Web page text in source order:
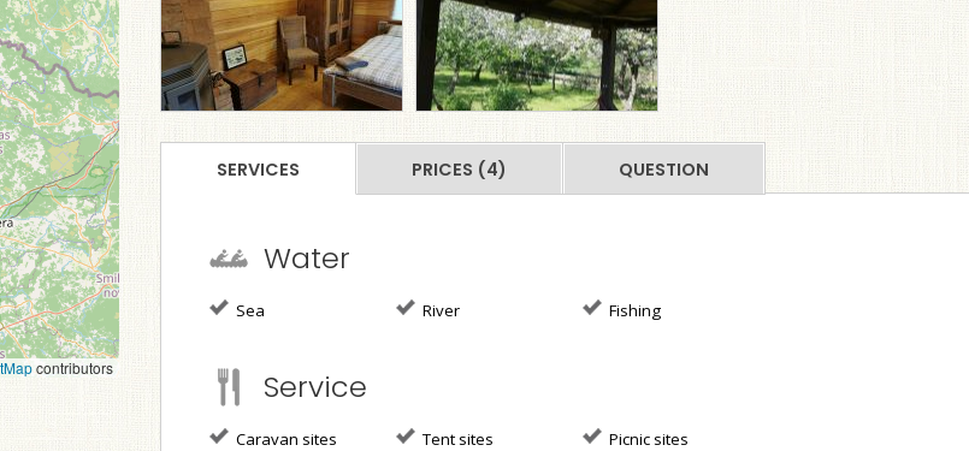
contributors
SERVICES PRICES (4) QUESTION
Water
Sea River Fishing
Service
Caravan sites Tent sites Picnic sites